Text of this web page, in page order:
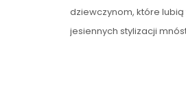
dziewczynom, które
jesiennych stylizacji